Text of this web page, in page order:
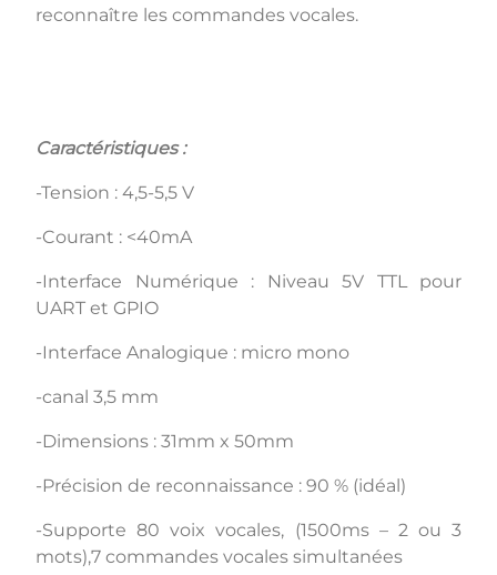
reconnaître les commandes vocales.
Caractéristiques :
-Tension : 4,5-5,5 V
-Courant : <40mA
-Interface Numérique : Niveau 5V TTL pour
UART et GPIO
-Interface Analogique : micro mono
-canal 3,5 mm
-Dimensions : 31mm x 50mm
-Précision de reconnaissance : 90 % (idéal)
-Supporte 80 voix vocales, (1500ms – 2 ou 3
mots),7 commandes vocales simultanées